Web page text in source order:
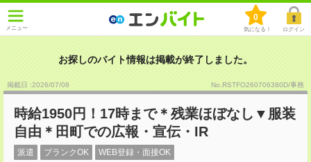
メニュー
0
気になる！ ログイン
お探しのバイト情報は掲載が終了しました。
掲載日 :2026/07/08 No.RSTFO260706380D/事務
時給1950円！17時まで＊残業ほぼなし▼服装
自由＊田町での広報・宣伝・IR
派遣 ブランクOK WEB登録・面接OK